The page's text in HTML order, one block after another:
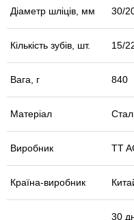
Діаметр шліців, мм 30/
Кількість зубів, шт. 15/
Вага, г 840
Матеріал
Виробник TT
Країна-виробник
30